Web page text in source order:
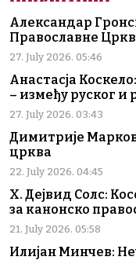
Александар
Православне
27. July 2026. 05:46
Анастасја
– између руског и
27. July 2026. 03:43
Димитрије
црква
22. July 2026. 04:45
Х. Дејвид Солс:
за канонско
21. July 2026. 05:58
Илијан Минчев: